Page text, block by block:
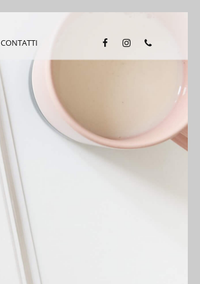
CONTATTI